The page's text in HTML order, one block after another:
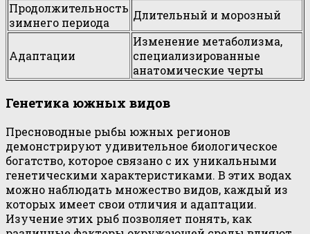
Продолжительность
зимнего периода
Длительный и морозный
Адаптации
Изменение метаболизма,
специализированные
анатомические черты
Генетика южных видов
Пресноводные рыбы южных регионов
демонстрируют удивительное биологическое
богатство, которое связано с их уникальными
генетическими характеристиками. В этих водах
можно наблюдать множество видов, каждый из
которых имеет свои отличия и адаптации.
Изучение этих рыб позволяет понять, как